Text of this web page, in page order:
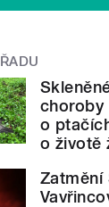
choroby
o
o životě
Zatmění